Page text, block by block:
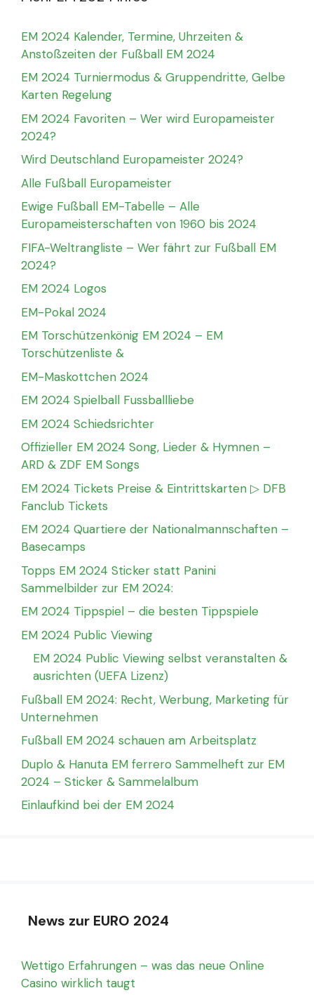
EM 2024 Kalender, Termine, Uhrzeiten &
Anstoßzeiten der Fußball EM 2024
EM 2024 Turniermodus & Gruppendritte, Gelbe
Karten Regelung
EM 2024 Favoriten – Wer wird Europameister
2024?
Wird Deutschland Europameister 2024?
Alle Fußball Europameister
Ewige Fußball EM-Tabelle – Alle
Europameisterschaften von 1960 bis 2024
FIFA-Weltrangliste – Wer fährt zur Fußball EM
2024?
EM 2024 Logos
EM-Pokal 2024
EM Torschützenkönig EM 2024 – EM
Torschützenliste &
EM-Maskottchen 2024
EM 2024 Spielball Fussballliebe
EM 2024 Schiedsrichter
Offizieller EM 2024 Song, Lieder & Hymnen –
ARD & ZDF EM Songs
EM 2024 Tickets Preise & Eintrittskarten ▷ DFB
Fanclub Tickets
EM 2024 Quartiere der Nationalmannschaften –
Basecamps
Topps EM 2024 Sticker statt Panini
Sammelbilder zur EM 2024:
EM 2024 Tippspiel – die besten Tippspiele
EM 2024 Public Viewing
EM 2024 Public Viewing selbst veranstalten &
ausrichten (UEFA Lizenz)
Fußball EM 2024: Recht, Werbung, Marketing für
Unternehmen
Fußball EM 2024 schauen am Arbeitsplatz
Duplo & Hanuta EM ferrero Sammelheft zur EM
2024 – Sticker & Sammelalbum
Einlaufkind bei der EM 2024
News zur EURO 2024
Wettigo Erfahrungen – was das neue Online
Casino wirklich taugt